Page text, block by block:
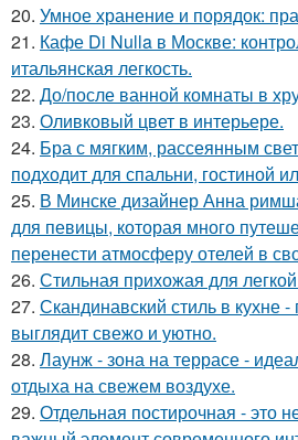
20. Умное хранение и порядок:
21. Кафе Di Nulla в Москве:
итальянская легкость.
22. До/после ванной комнаты в
23. Оливковый цвет в интерьере.
24. Бра с мягким, рассеянным
подходит для спальни, гостиной
25. В Минске дизайнер Анна
для певицы, которая много
перенести атмосферу отелей в
26. Стильная прихожая для
27. Скандинавский стиль в кухне -
выглядит свежо и уютно.
28. Лаунж - зона на террасе -
отдыха на свежем воздухе.
29. Отдельная постирочная - это